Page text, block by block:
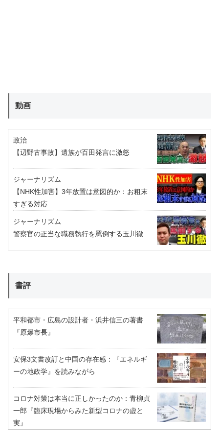
動画
政治
【辺野古事故】遺族が百田発言に激怒
ジャーナリズム
【NHK性加害】3年放置は意図的か：お粗末
すぎる対応
ジャーナリズム
警察官の正当な職務執行を罵倒する玉川徹
書評
平和都市・広島の設計者・浜井信三の著書
『原爆市長』
安保3文書改訂と中国の存在感：『エネルギ
ーの地政学』を読みながら
コロナ対策は本当に正しかったのか：青柳貞
一郎『臨床現場からみた新型コロナの虚と
実』